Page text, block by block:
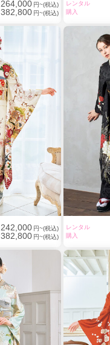
264,000 円~(税込)
382,800 円~(税込)
レンタル
購入
242,000 円~(税込)
382,800 円~(税込)
レンタル
購入